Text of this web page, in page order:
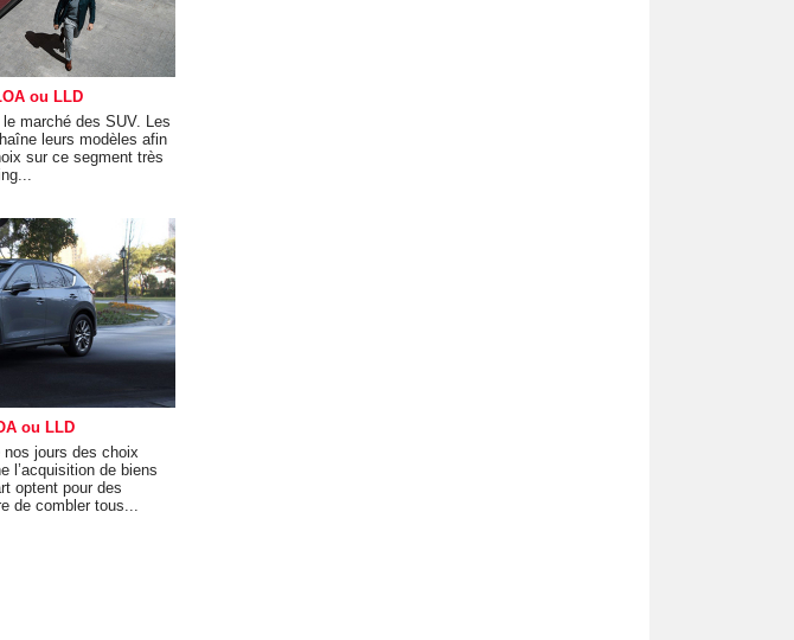
ou LLD
marché des SUV. Les
leurs modèles afin
sur ce segment très
ou LLD
jours des choix
l’acquisition de biens
optent pour des
de combler tous...